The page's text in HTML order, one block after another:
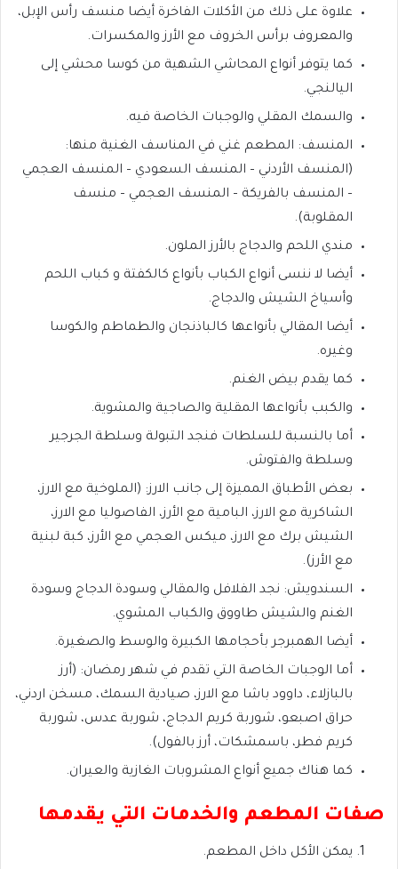
علاوة على ذلك من الأكلات الفاخرة أيضا منسف رأس الإبل،
والمعروف برأس الخروف مع الأرز والمكسرات.
كما يتوفر أنواع المحاشي الشهية من كوسا محشي إلى
اليالنجي.
والسمك المقلي والوجبات الخاصة فيه.
المنسف: المطعم غني في المناسف الغنية منها:
(المنسف الأردني – المنسف السعودي – المنسف العجمي
– المنسف بالفريكة – المنسف العجمي – منسف
المقلوبة).
مندي اللحم والدجاج بالأرز الملون.
أيضا لا ننسى أنواع الكباب بأنواع كالكفتة و كباب اللحم
وأسياخ الشيش والدجاج.
أيضا المقالي بأنواعها كالباذنجان والطماطم والكوسا
وغيره.
كما يقدم بيض الغنم.
والكبب بأنواعها المقلية والصاجية والمشوية.
أما بالنسبة للسلطات فنجد التبولة وسلطة الجرجير
وسلطة والفتوش.
بعض الأطباق المميزة إلى جانب الارز: (الملوخية مع الارز،
الشاكرية مع الارز، البامية مع الأرز، الفاصوليا مع الارز،
الشيش برك مع الارز، ميكس العجمي مع الأرز، كبة لبنية
مع الأرز).
السندويش: نجد الفلافل والمقالي وسودة الدجاج وسودة
الغنم والشيش طاووق والكباب المشوي.
أيضا الهمبرجر بأحجامها الكبيرة والوسط والصغيرة.
أما الوجبات الخاصة التي تقدم في شهر رمضان: (أرز
بالبازلاء، داوود باشا مع الارز، صيادية السمك، مسخن اردني،
حراق اصبعو، شوربة كريم الدجاج، شوربة عدس، شوربة
كريم فطر، باسمشكات، أرز بالفول).
كما هناك جميع أنواع المشروبات الغازية والعيران.
صفات المطعم والخدمات التي يقدمها
يمكن الأكل داخل المطعم.